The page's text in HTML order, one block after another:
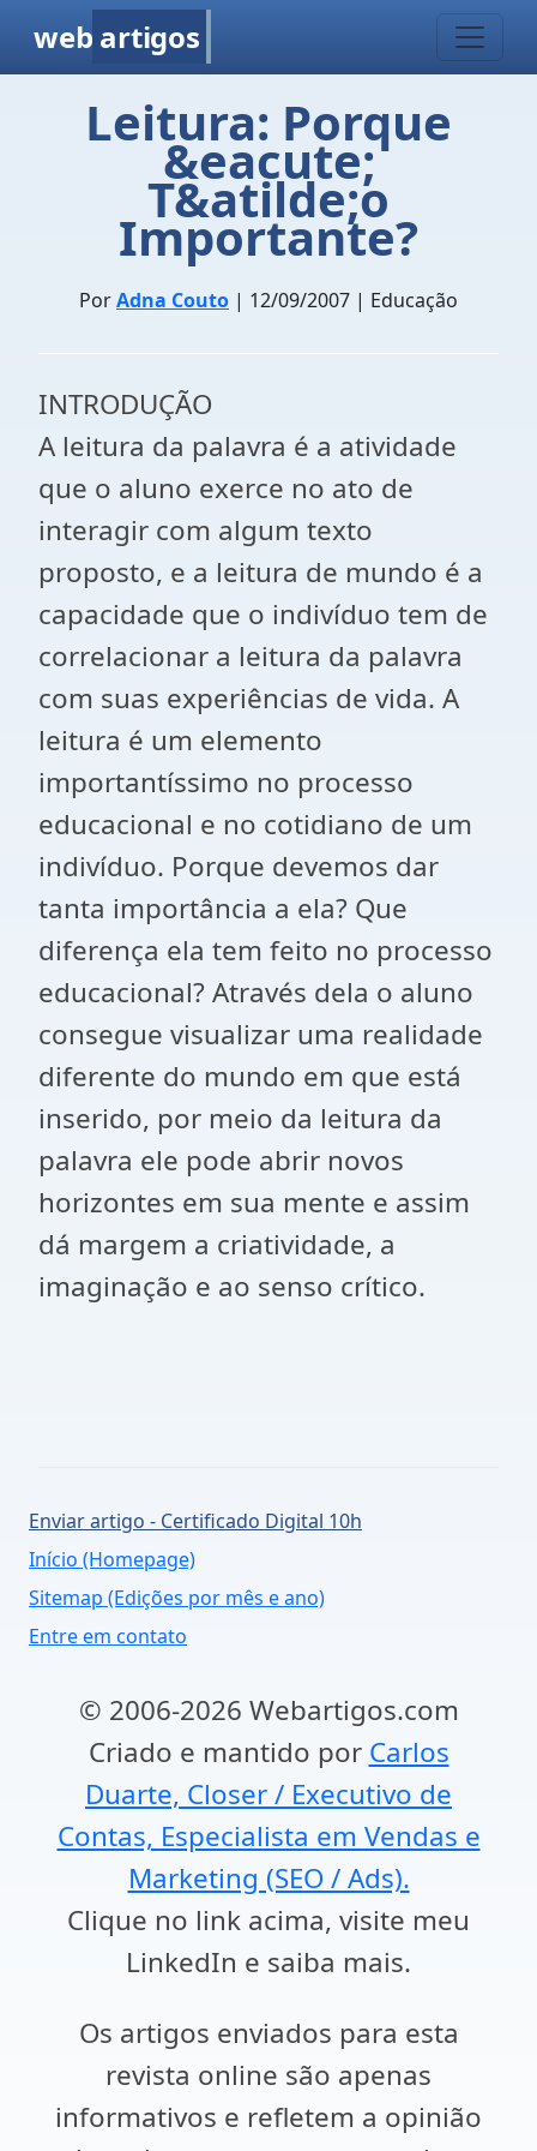
web artigos
Leitura: Porque
&eacute;
T&atilde;o
Importante?
PorAdna Couto | 12/09/2007 | Educação
INTRODUÇÃO
A leitura da palavra é a atividade
que o aluno exerce no ato de
interagir com algum texto
proposto, e a leitura de mundo é a
capacidade que o indivíduo tem de
correlacionar a leitura da palavra
com suas experiências de vida. A
leitura é um elemento
importantíssimo no processo
educacional e no cotidiano de um
indivíduo. Porque devemos dar
tanta importância a ela? Que
diferença ela tem feito no processo
educacional? Através dela o aluno
consegue visualizar uma realidade
diferente do mundo em que está
inserido, por meio da leitura da
palavra ele pode abrir novos
horizontes em sua mente e assim
dá margem a criatividade, a
imaginação e ao senso crítico.
Enviar artigo - Certificado Digital 10h
Início (Homepage)
Sitemap (Edições por mês e ano)
Entre em contato
© 2006-2026 Webartigos.com
Criado e mantido por Carlos
Duarte, Closer / Executivo de
Contas, Especialista em Vendas e
Marketing (SEO / Ads).
Clique no link acima, visite meu
LinkedIn e saiba mais.
Os artigos enviados para esta
revista online são apenas
informativos e refletem a opinião